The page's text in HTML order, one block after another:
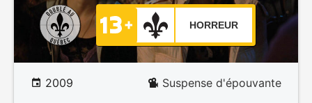
HORREUR
2009 Suspense d'épouvante